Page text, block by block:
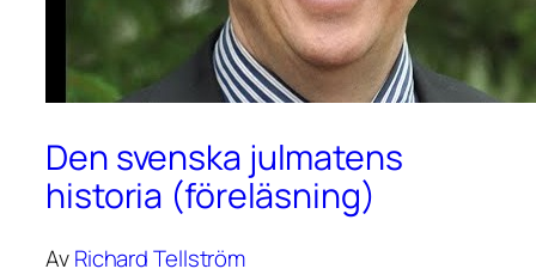
Den svenska julmatens
historia (föreläsning)
AvRichard Tellström